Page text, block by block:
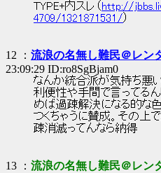
TYPE+内スレ（ http://
4709/1321871531/）
12 ： 流浪の名無し難民＠レン
23:09:29 ID:ro8SgBjam0
なんか統合派が気持ち悪
利便性や手間で言ってるん
めば過疎解決になる的な
つくちゃうに賛成。その上
疎消滅ってんなら納得
13 ： 流浪の名無し難民＠レン